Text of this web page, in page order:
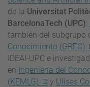
de la Universitat
BarcelonaTech (UPC):
también del subgrupo
Conocimiento (GREC)
IDEAI-UPC e
en Ingeniería del
(KEMLG)
y Ulises